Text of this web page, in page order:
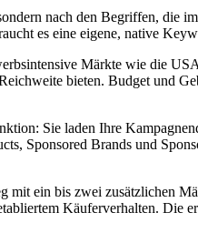
nach den Begriffen, die
es eine eigene, native
Märkte wie die
bieten. Budget und
Sie laden Ihre
Sponsored Brands und
mit ein bis zwei zusätzlichen
Käuferverhalten. Die